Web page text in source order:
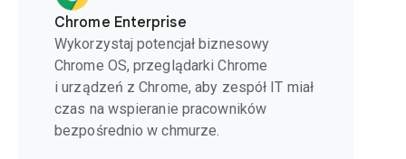
Chrome Enterprise
Wykorzystaj potencjał biznesowy
Chrome OS, przeglądarki Chrome
i urządzeń z Chrome, aby zespół IT miał
czas na wspieranie pracowników
bezpośrednio w chmurze.